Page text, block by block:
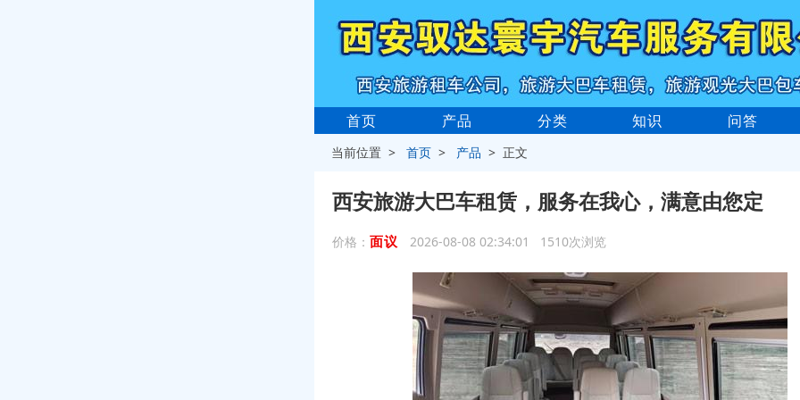
首页 产品 分类 知识 问答
当前位置 >首页 > 产品 > 正文
西安旅游大巴车租赁，服务在我心，满意由您定
价格： 面议 2026-08-08 02:34:01 1510次浏览